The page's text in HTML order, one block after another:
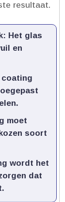
resultaat.​
: Het glas
en
coating
moet
soort
wordt het
dat